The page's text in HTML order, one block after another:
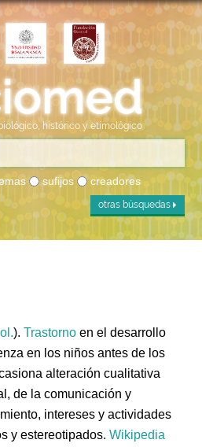
histórico y etimológico
sufijos creadores
otras búsquedas
).Trastorno en el desarrollo
en los niños antes de los
alteración cualitativa
de la comunicación y
intereses y actividades
y estereotipados.Wikipedia